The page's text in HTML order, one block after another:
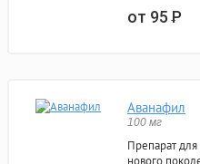
от 95Р
Аванафил
100 мг
Препарат